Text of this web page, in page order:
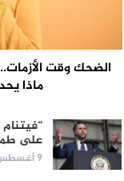
الضحك وقت
ماذا
على
9 أغسطس 2026